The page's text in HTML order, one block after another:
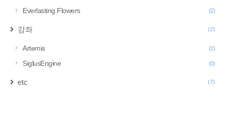
Everlasting Flowers (2)
강좌 (2)
Artemis (2)
SiglusEngine (0)
etc (7)